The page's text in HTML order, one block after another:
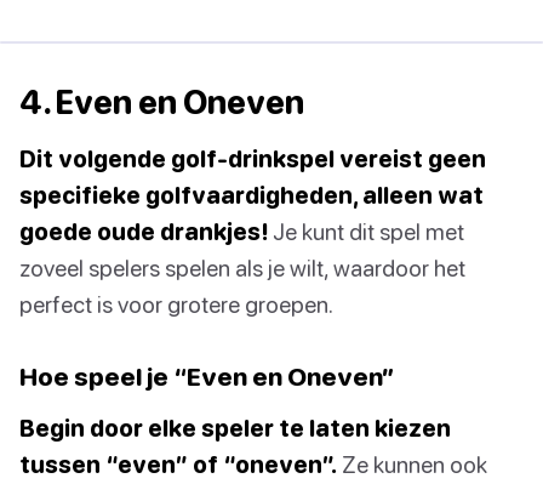
4. Even en Oneven
Dit volgende golf-drinkspel vereist geen
specifieke golfvaardigheden, alleen wat
goede oude drankjes! Je kunt dit spel met
zoveel spelers spelen als je wilt, waardoor het
perfect is voor grotere groepen.
Hoe speel je “Even en Oneven”
Begin door elke speler te laten kiezen
tussen “even” of “oneven”. Ze kunnen ook